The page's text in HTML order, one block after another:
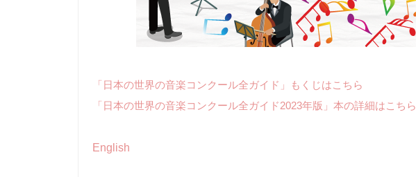
「日本の世界の音楽コンクール全ガイド」もくじはこちら
「日本の世界の音楽コンクール全ガイド2023年版」本の詳細はこちら
English